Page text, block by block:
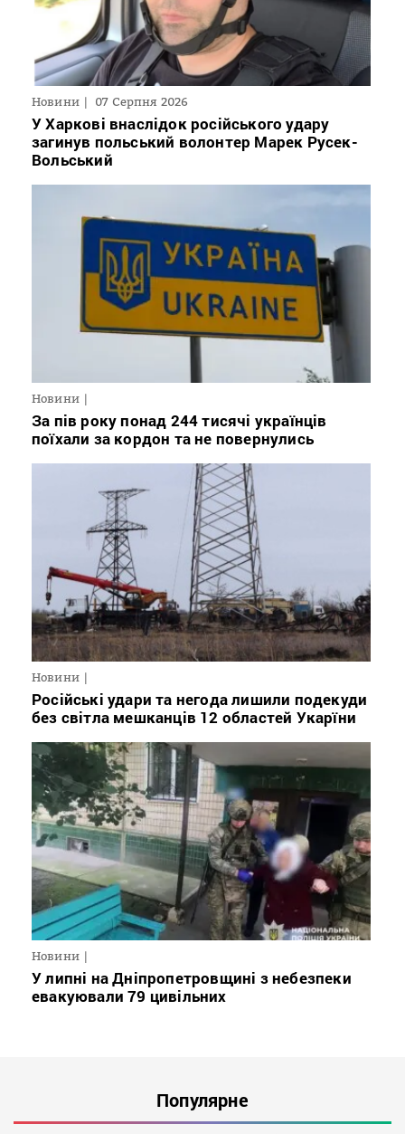
Новини 07 Серпня 2026
У Харкові внаслідок російського удару
загинув польський волонтер Марек Русек-
Вольський
Новини
За пів року понад 244 тисячі українців
поїхали за кордон та не повернулись
Новини
Російські удари та негода лишили подекуди
без світла мешканців 12 областей Укарїни
Новини
У липні на Дніпропетровщині з небезпеки
евакуювали 79 цивільних
Популярне